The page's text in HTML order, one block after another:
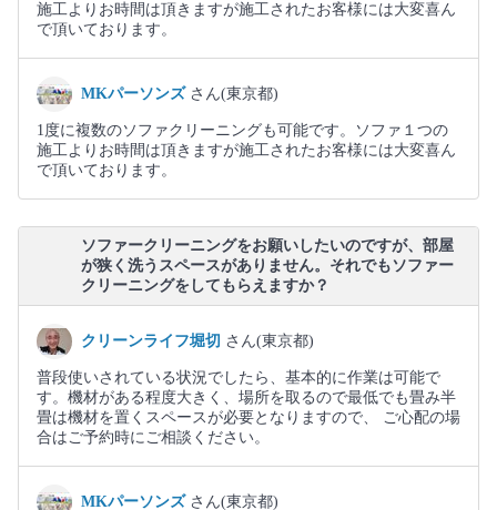
施工よりお時間は頂きますが施工されたお客様には大変喜ん
で頂いております。
MKパーソンズ さん(東京都)
1度に複数のソファクリーニングも可能です。ソファ１つの
施工よりお時間は頂きますが施工されたお客様には大変喜ん
で頂いております。
ソファークリーニングをお願いしたいのですが、部屋
が狭く洗うスペースがありません。それでもソファー
クリーニングをしてもらえますか？
クリーンライフ堀切 さん(東京都)
普段使いされている状況でしたら、基本的に作業は可能で
す。機材がある程度大きく、場所を取るので最低でも畳み半
畳は機材を置くスペースが必要となりますので、 ご心配の場
合はご予約時にご相談ください。
MKパーソンズ さん(東京都)